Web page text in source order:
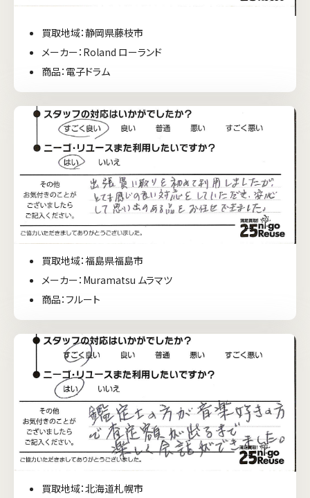
買取地域：静岡県藤枝市
メーカー：Roland ローランド
商品：電子ドラム
買取地域：福島県福島市
メーカー：Muramatsu ムラマツ
商品：フルート
買取地域：北海道札幌市